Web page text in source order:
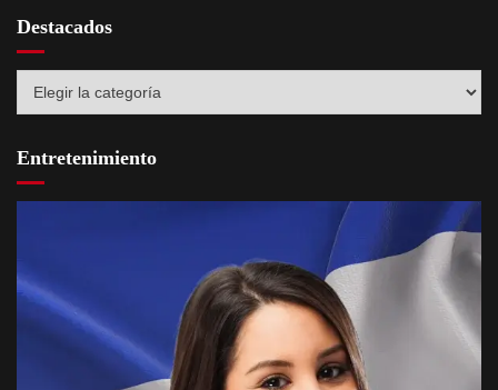
Destacados
Entretenimiento